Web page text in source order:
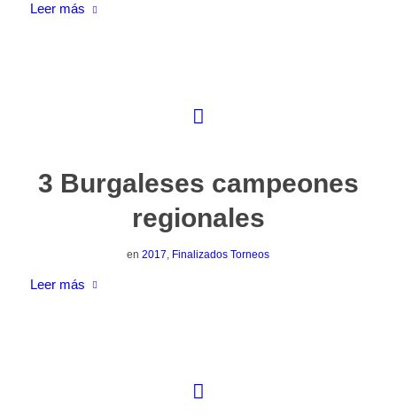
Leer más
3 Burgaleses campeones
regionales
en2017, Finalizados Torneos
Leer más